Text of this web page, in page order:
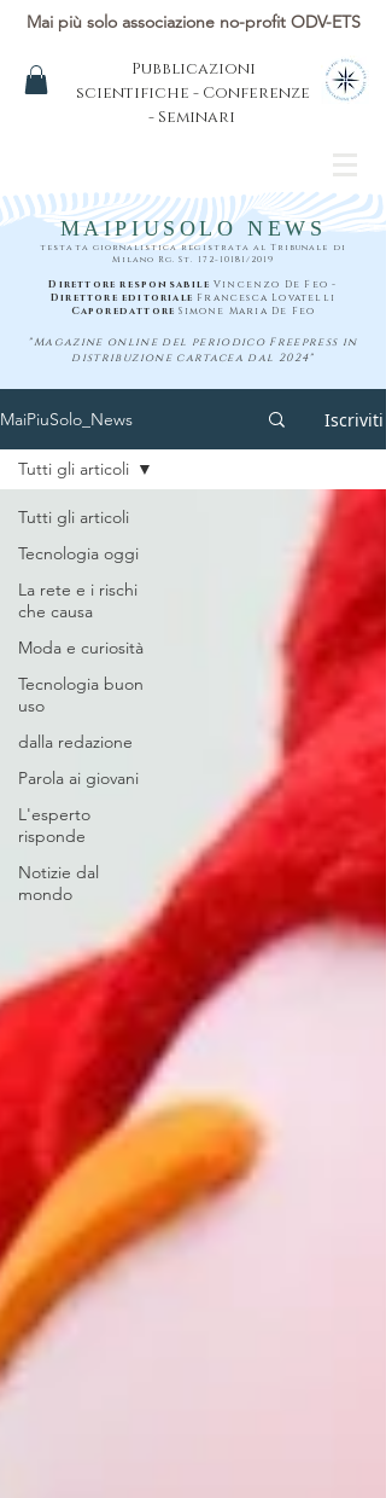
Mai più solo associazione no-profit ODV-ETS
Pubblicazioni
scientifiche - Conferenze
- Seminari
MAIPIUSOLO NEWS
testata giornalistica registrata al Tribunale di
Milano Rg. St. 172-10181 /2019
Direttore responsabile Vincenzo De Feo -
Direttore editoriale Francesca Lovatelli
Caporedattore Simone Maria De Feo
"Magazine online del periodico Freepress in
distribuzione cartacea dal 2024"
MaiPiuSolo_News Iscriviti
Tutti gli articoli
Tecnologia oggi
La rete e i rischi
che causa
Moda e curiosità
Tecnologia buon
uso
dalla redazione
Parola ai giovani
L'esperto
risponde
Notizie dal
mondo
Tutti gli articoli